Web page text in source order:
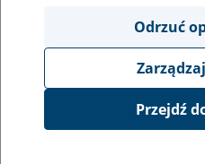
Ukryj wszystkie
Odrzuć
Przejdź